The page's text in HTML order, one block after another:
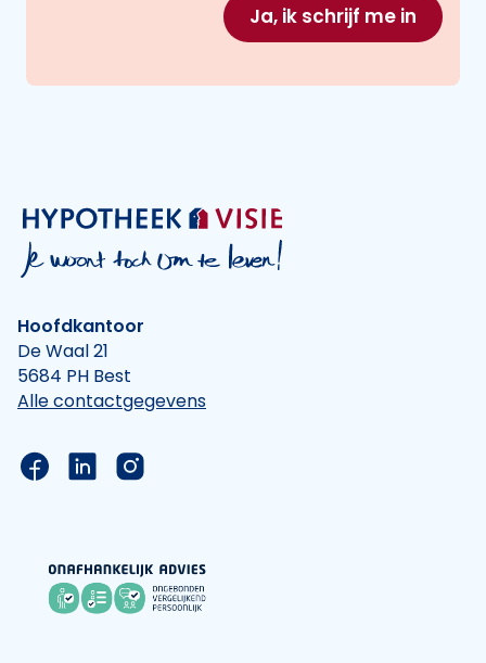
Ja, ik schrijf me in
Hoofdkantoor
De Waal 21
5684 PH Best
Alle contactgegevens
Link naar de Facebook pagina van Hypotheek
Link naar de LinkedIn pagina van
Link naar de Instagram pagina van